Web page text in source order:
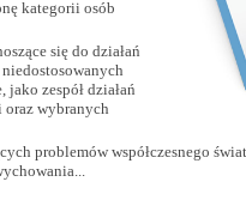
kategorii osób
się do działań
zespół działań
wybranych
problemów współczesnego